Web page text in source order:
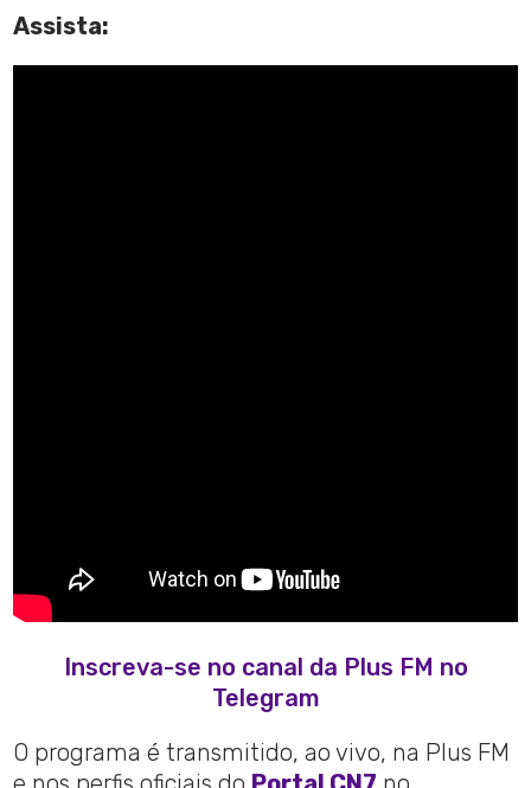
Assista:
Inscreva-se no canal da Plus FM no
Telegram
O programa é transmitido, ao vivo, na Plus FM